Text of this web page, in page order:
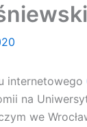
internetowego
na
we